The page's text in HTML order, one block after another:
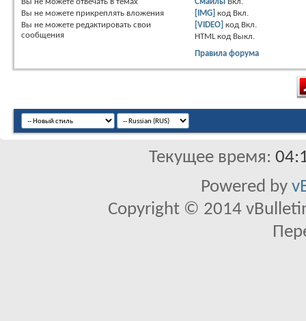
Вы не можете отвечать в темах
Вы не можете прикреплять вложения
Вы не можете редактировать свои
сообщения
Смайлы Вкл.
[IMG] код Вкл.
[VIDEO] код Вкл.
HTML код Выкл.
Правила форума
Текущее время:
Powered by
Copyright © 2014